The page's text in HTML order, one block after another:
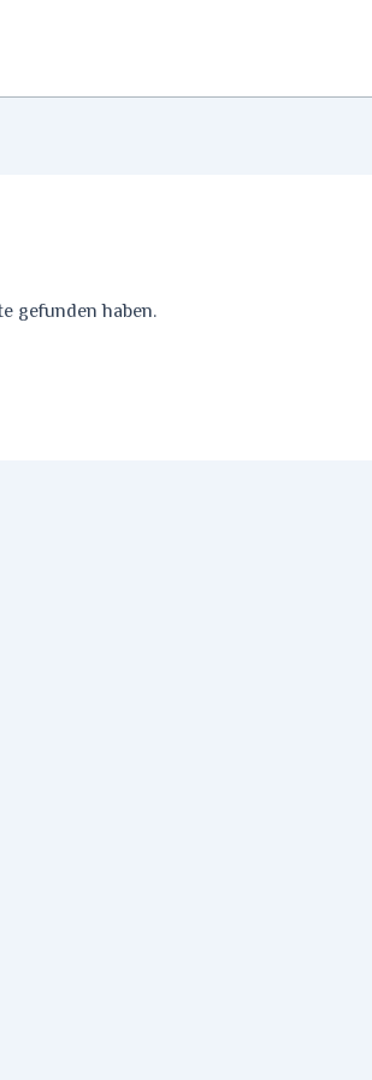
gefunden haben.